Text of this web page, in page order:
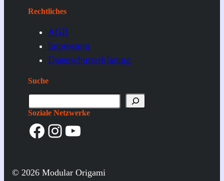
Rechtliches
AGB
Impressum
Datenschutzerklärung
Suche
u
c
h
Soziale Netzwerke
Facebook Instagram YouTube
© 2026 Modular Origami